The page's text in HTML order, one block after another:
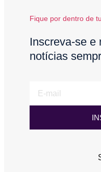
Fique por dentro de
Inscreva-se e
notícias